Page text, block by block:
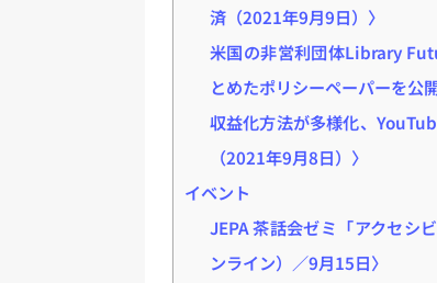
済（2021年9月9日）〉
米国の非営利団体Library
とめたポリシーペーパーを公
収益化方法が多様化、
（2021年9月8日）〉
イベント
JEPA 茶話会ゼミ「アクセシ
ンライン）／9月15日〉